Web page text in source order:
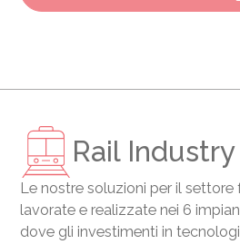
Rail Industry
Le nostre soluzioni per il
lavorate e realizzate nei 6
dove gli investimenti in